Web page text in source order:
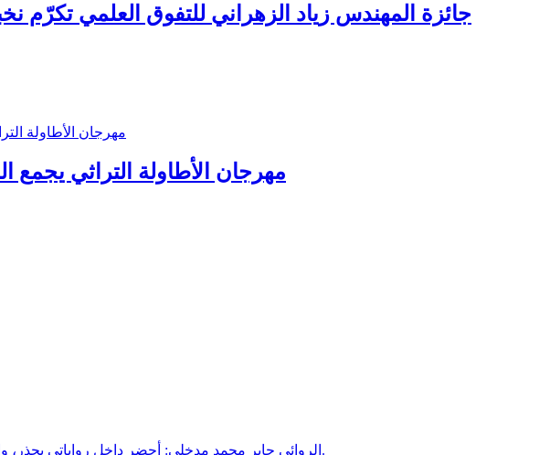
جائزة المهندس زياد الزهراني للتفوق العلمي تكرّم
مهرجان الأطاولة التراثي يجمع